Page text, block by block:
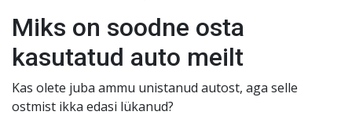
Miks on soodne osta
kasutatud auto meilt
Kas olete juba ammu unistanud autost, aga selle
ostmist ikka edasi lükanud?